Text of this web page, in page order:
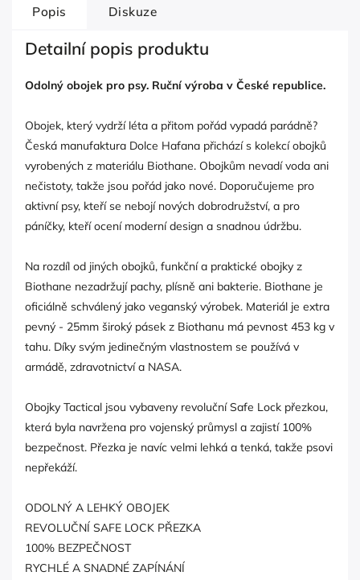
Popis Diskuze
Detailní popis produktu
Odolný obojek pro psy. Ruční výroba v České republice.
Obojek, který vydrží léta a přitom pořád vypadá parádně?
Česká manufaktura Dolce Hafana přichází s kolekcí obojků
vyrobených z materiálu Biothane. Obojkům nevadí voda ani
nečistoty, takže jsou pořád jako nové. Doporučujeme pro
aktivní psy, kteří se nebojí nových dobrodružství, a pro
páníčky, kteří ocení moderní design a snadnou údržbu.
Na rozdíl od jiných obojků, funkční a praktické obojky z
Biothane nezadržují pachy, plísně ani bakterie. Biothane je
oficiálně schválený jako veganský výrobek. Materiál je extra
pevný - 25mm široký pásek z Biothanu má pevnost 453 kg v
tahu. Díky svým jedinečným vlastnostem se používá v
armádě, zdravotnictví a NASA.
Obojky Tactical jsou vybaveny revoluční Safe Lock přezkou,
která byla navržena pro vojenský průmysl a zajistí 100%
bezpečnost. Přezka je navíc velmi lehká a tenká, takže psovi
nepřekáží.
ODOLNÝ A LEHKÝ OBOJEK
REVOLUČNÍ SAFE LOCK PŘEZKA
100% BEZPEČNOST
RYCHLÉ A SNADNÉ ZAPÍNÁNÍ